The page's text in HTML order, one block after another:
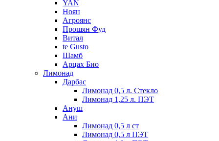
YAN
Ноян
Агроянс
Прошян Фуд
Витал
te Gusto
Шамб
Арцах Био
Лимонад
Дарбас
Лимонад 0,5 л. Стекло
Лимонад 1,25 л. ПЭТ
Ануш
Ани
Лимонад 0,5 л ст
Лимонад 0,5 л ПЭТ